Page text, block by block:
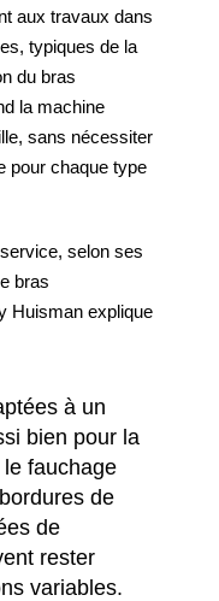
aux travaux dans
typiques de la
du bras
la machine
sans nécessiter
pour chaque type
selon ses
bras
Huisman explique
à un
bien pour la
fauchage
de
de
rester
variables.